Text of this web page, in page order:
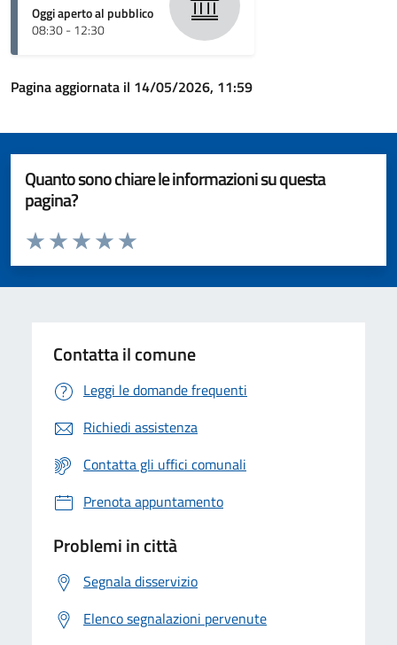
Oggi aperto al pubblico
08:30 - 12:30
Pagina aggiornata il 14/05/2026, 11:59
Quanto sono chiare le informazioni su questa
pagina?
Valuta da 1 a 5 stelle la pagina
Valuta 5 stelle su 5
Valuta 4 stelle su 5
Valuta 3 stelle su 5
Valuta 2 stelle su 5
Valuta 1 stelle su 5
Contatta il comune
Leggi le domande frequenti
Richiedi assistenza
Contatta gli uffici comunali
Prenota appuntamento
Problemi in città
Segnala disservizio
Elenco segnalazioni pervenute